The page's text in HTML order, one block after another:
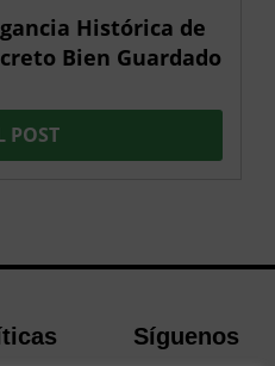
Histórica de
Bien Guardado
POST
Síguenos